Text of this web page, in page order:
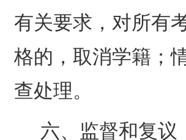
有关要求，对所有
格的，取消学籍；
查处理。
六、监督和复议